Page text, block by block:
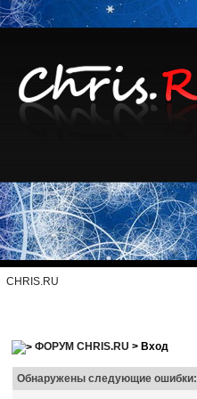
CHRIS.RU
ФОРУМ CHRIS.RU > Вход
Обнаружены следующие ошибки: